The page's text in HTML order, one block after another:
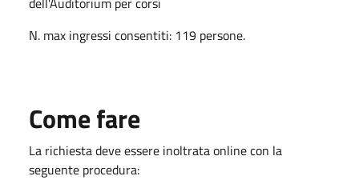
N. max ingressi consentiti: 119 persone.
Come fare
La richiesta deve essere inoltrata online con la
seguente procedura: